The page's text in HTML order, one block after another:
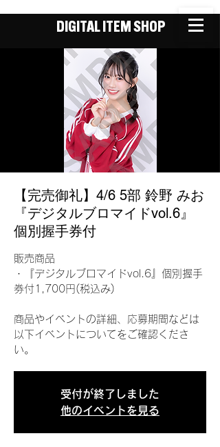
DIGITAL ITEM SHOP
【完売御礼】4/6 5部 鈴野 みお
『デジタルブロマイドvol.6』
個別握手券付
販売商品
・『デジタルブロマイドvol.6』個別握手
券付1,700円(税込み)
商品やイベントの詳細、応募期間などは
以下イベントについてをご確認くださ
い。
受付が終了しました
他のイベントを見る